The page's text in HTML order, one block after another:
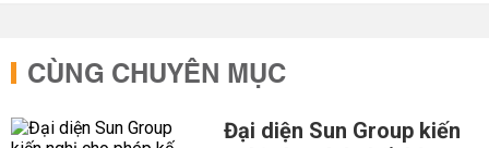
CÙNG CHUYÊN MỤC
Đại diện Sun Group kiến